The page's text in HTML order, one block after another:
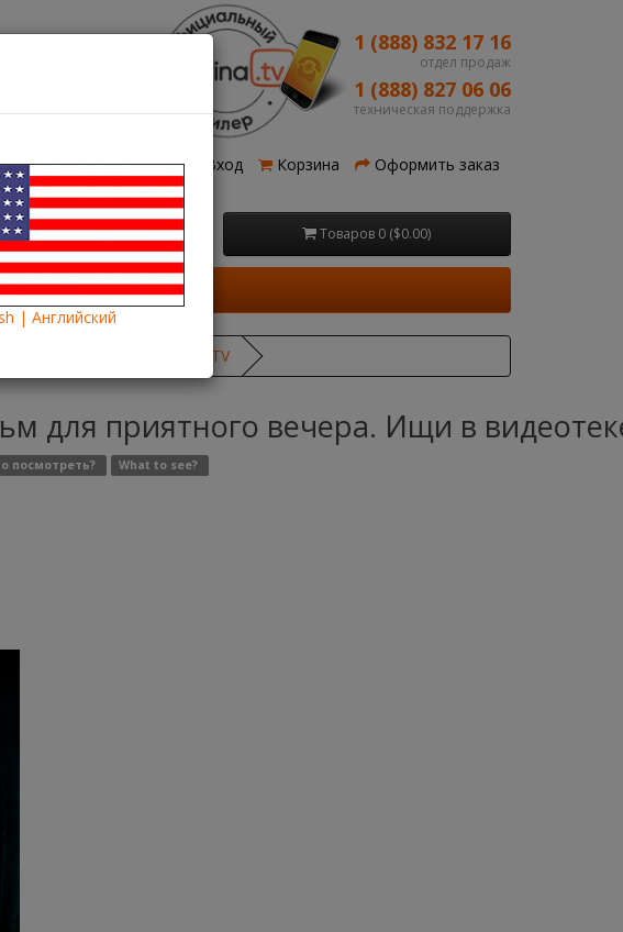
1 (888) 832 17 16
отдел продаж
1 (888) 827 06 06
техническая поддержка
Связь Регистрация Вход Корзина Оформить заказ
Язык: Товаров 0 ($0.00)
Ищи в видеотеке Kartina TV
для приятного вечера. Ищи в
посмотреть? What to see?
| Английский